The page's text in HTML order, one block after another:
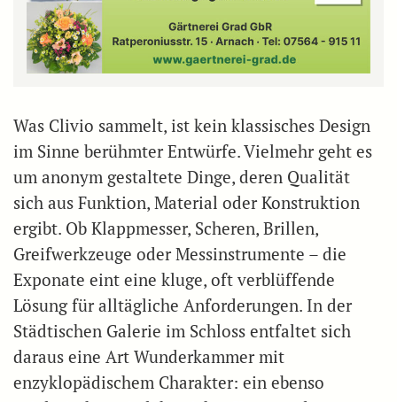
Was Clivio sammelt, ist kein klassisches Design
im Sinne berühmter Entwürfe. Vielmehr geht es
um anonym gestaltete Dinge, deren Qualität
sich aus Funktion, Material oder Konstruktion
ergibt. Ob Klappmesser, Scheren, Brillen,
Greifwerkzeuge oder Messinstrumente – die
Exponate eint eine kluge, oft verblüffende
Lösung für alltägliche Anforderungen. In der
Städtischen Galerie im Schloss entfaltet sich
daraus eine Art Wunderkammer mit
enzyklopädischem Charakter: ein ebenso